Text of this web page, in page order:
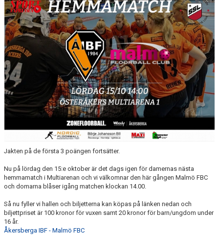
DOKUMENT
KONTAKT
Jakten på de första 3 poängen fortsätter.
Nu på lördag den 15:e oktober är det dags igen för damernas nästa
hemmamatch i Multiarenan och vi välkomnar den här gången Malmö FBC
och domarna blåser igång matchen klockan 14.00.
Så nu fyller vi hallen och biljetterna kan köpas på länken nedan och
biljettpriset är 100 kronor för vuxen samt 20 kronor för barn/ungdom under
16 år.
Åkersberga IBF - Malmö FBC